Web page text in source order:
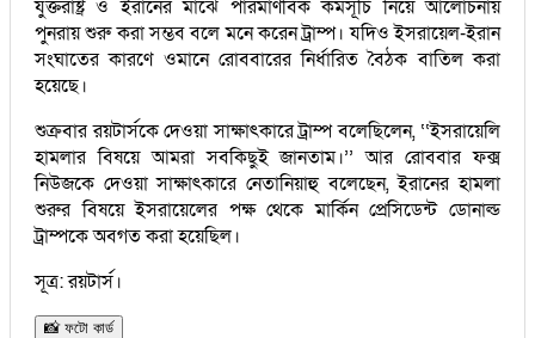
যুক্তরাষ্ট্র ও ইরানের মাঝে পারমাণবিক কর্মসূচি নিয়ে আলোচনায়
পুনরায় শুরু করা সম্ভব বলে মনে করেন ট্রাম্প। যদিও ইসরায়েল-ইরান
সংঘাতের কারণে ওমানে রোববারের নির্ধারিত বৈঠক বাতিল করা
হয়েছে।
শুক্রবার রয়টার্সকে দেওয়া সাক্ষাৎকারে ট্রাম্প বলেছিলেন, ‘‘ইসরায়েলি
হামলার বিষয়ে আমরা সবকিছুই জানতাম।’’ আর রোববার ফক্স
নিউজকে দেওয়া সাক্ষাৎকারে নেতানিয়াহু বলেছেন, ইরানের হামলা
শুরুর বিষয়ে ইসরায়েলের পক্ষ থেকে মার্কিন প্রেসিডেন্ট ডোনাল্ড
ট্রাম্পকে অবগত করা হয়েছিল।
সূত্র: রয়টার্স।
📸 ফটো কার্ড